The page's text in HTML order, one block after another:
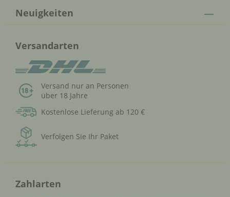
Neuigkeiten
Versandarten
Versand nur an Personen
über 18 Jahre
Kostenlose Lieferung ab 120 €
Verfolgen Sie Ihr Paket
Zahlarten